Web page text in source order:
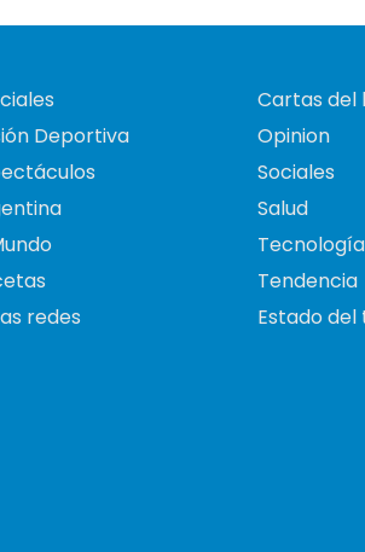
Deportiva
redes
Cartas del
Opinion
Sociales
Salud
Tecnología
Tendencia
Estado